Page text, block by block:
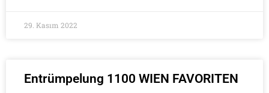
29. Kasım 2022
Entrümpelung 1100 WIEN FAVORITEN